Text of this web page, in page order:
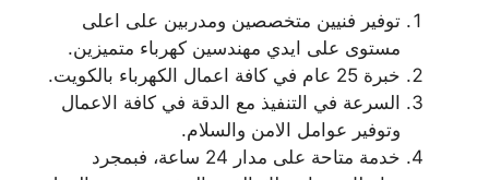
توفير فنيين متخصصين ومدربين على اعلى
مستوى على ايدي مهندسين كهرباء متميزين.
خبرة 25 عام في كافة اعمال الكهرباء بالكويت.
السرعة في التنفيذ مع الدقة في كافة الاعمال
وتوفير عوامل الامن والسلام.
خدمة متاحة على مدار 24 ساعة، فبمجرد